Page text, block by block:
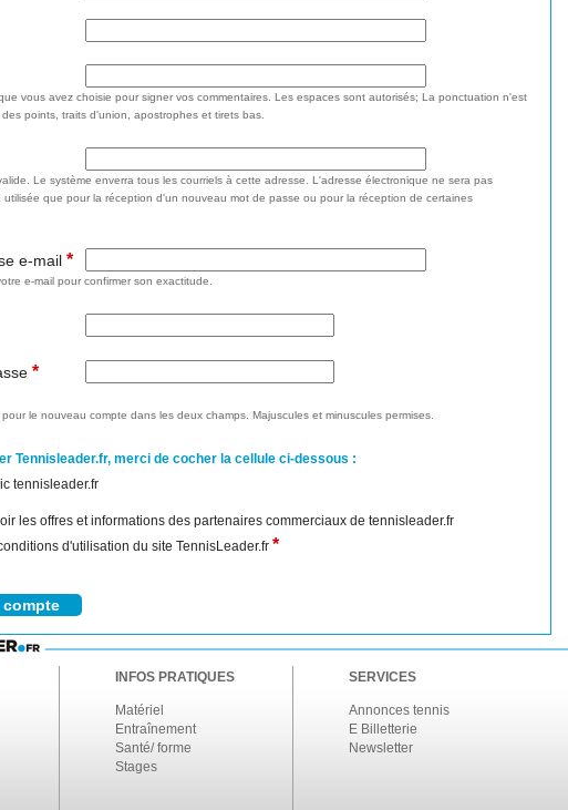
vous avez choisie pour signer vos commentaires. Les espaces sont autorisés; La ponctuation n'est
points, traits d'union, apostrophes et tirets bas.
Le système enverra tous les courriels à cette adresse. L'adresse électronique ne sera pas
que pour la réception d'un nouveau mot de passe ou pour la réception de certaines
e-mail *
e-mail pour confirmer son exactitude.
*
le nouveau compte dans les deux champs. Majuscules et minuscules permises.
Tennisleader.fr, merci de cocher la cellule ci-dessous :
tennisleader.fr
les offres et informations des partenaires commerciaux de tennisleader.fr
d'utilisation du site TennisLeader.fr *
INFOS PRATIQUES
Matériel
Entraînement
Santé/ forme
Stages
SERVICES
Annonces tennis
E Billetterie
Newsletter